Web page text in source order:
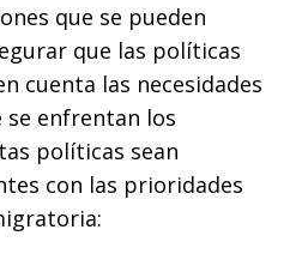
que se pueden
que las políticas
cuenta las necesidades
se enfrentan los
políticas sean
con las prioridades